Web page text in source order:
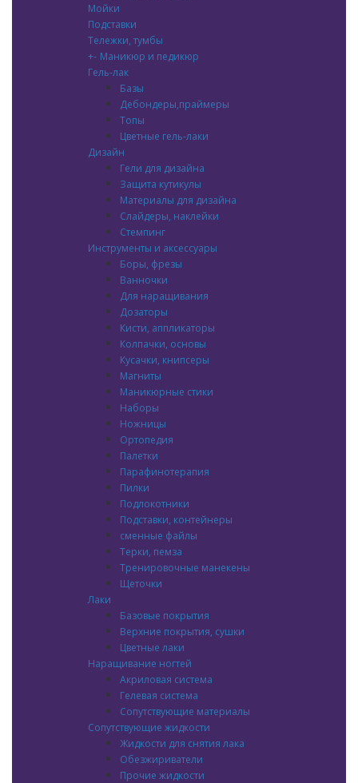
Мойки
Подставки
Тележки, тумбы
+- Маникюр и педикюр
Гель-лак
Базы
Дебондеры,праймеры
Топы
Цветные гель-лаки
Дизайн
Гели для дизайна
Защита кутикулы
Материалы для дизайна
Слайдеры, наклейки
Стемпинг
Инструменты и аксессуары
Боры, фрезы
Ванночки
Для наращивания
Дозаторы
Кисти, аппликаторы
Колпачки, основы
Кусачки, книпсеры
Магниты
Маникюрные стики
Наборы
Ножницы
Ортопедия
Палетки
Парафинотерапия
Пилки
Подлокотники
Подставки, контейнеры
сменные файлы
Терки, пемза
Тренировочные манекены
Щеточки
Лаки
Базовые покрытия
Верхние покрытия, сушки
Цветные лаки
Наращивание ногтей
Акриловая система
Гелевая система
Сопутствующие материалы
Сопутствующие жидкости
Жидкости для снятия лака
Обезжириватели
Прочие жидкости